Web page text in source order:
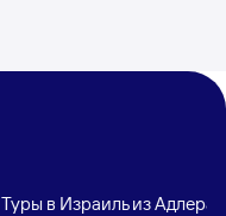
Туры в Израиль из Адлера